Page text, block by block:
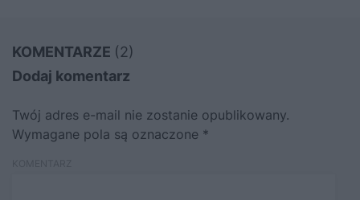
KOMENTARZE (2)
Dodaj komentarz
Twój adres e-mail nie zostanie opublikowany.
Wymagane pola są oznaczone *